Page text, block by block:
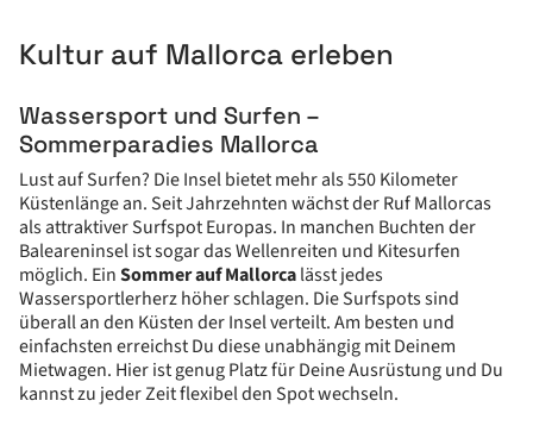
Kultur auf Mallorca erleben
Wassersport und Surfen –
Sommerparadies Mallorca
Lust auf Surfen? Die Insel bietet mehr als 550 Kilometer
Küstenlänge an. Seit Jahrzehnten wächst der Ruf Mallorcas
als attraktiver Surfspot Europas. In manchen Buchten der
Baleareninsel ist sogar das Wellenreiten und Kitesurfen
möglich. EinSommer auf Mallorcalässt jedes
Wassersportlerherz höher schlagen. Die Surfspots sind
überall an den Küsten der Insel verteilt. Am besten und
einfachsten erreichst Du diese unabhängig mit Deinem
Mietwagen. Hier ist genug Platz für Deine Ausrüstung und Du
kannst zu jeder Zeit flexibel den Spot wechseln.